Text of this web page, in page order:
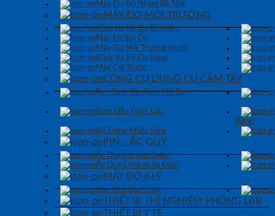
Máy Đo Độ Nhám Bề Mặt
MÁY ĐO MÔI TRƯỜNG
Khúc Xạ Kế Đo Độ Mặn
Máy Đo Độ Ồn
Máy Đo Môi Trường Nước
Khúc Xạ Kế Đo Ngọt
Máy Cất Nước
CÔNG CỤ DỤNG CỤ CẦM TAY
Ren Taro-Bàn Ren-Mũi Ren
Bơm Dầu Thuỷ Lực
Răng)
Bộ Tròng Khẩu Tuýp
PIN – ẮC QUY
Ắc Quy Lithium Solar
Ắc Quy Lithium Xe Điện
MÁY ĐO KHÍ
Báo Khói Báo Cháy
THIẾT BỊ THÍ NGHIỆM PHÒNG LAB
THIẾT BỊ Y TẾ